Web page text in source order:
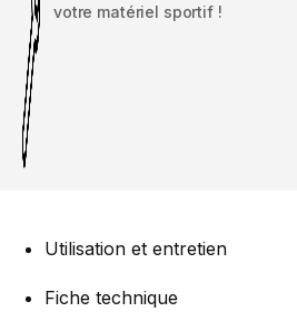
votre matériel sportif !
Utilisation et entretien
Fiche technique